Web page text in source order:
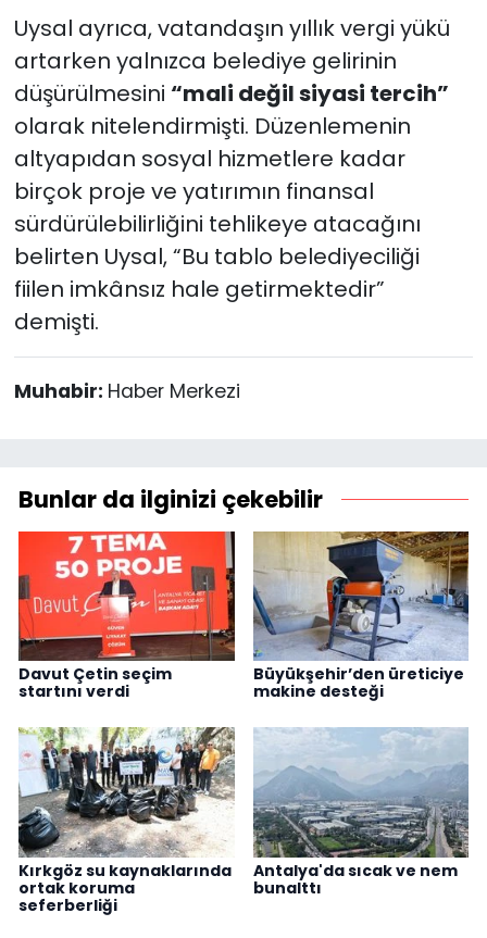
Uysal ayrıca, vatandaşın yıllık vergi yükü
artarken yalnızca belediye gelirinin
düşürülmesini “mali değil siyasi tercih”
olarak nitelendirmişti. Düzenlemenin
altyapıdan sosyal hizmetlere kadar
birçok proje ve yatırımın finansal
sürdürülebilirliğini tehlikeye atacağını
belirten Uysal, “Bu tablo belediyeciliği
fiilen imkânsız hale getirmektedir”
demişti.
Muhabir: Haber Merkezi
Bunlar da ilginizi çekebilir
Davut Çetin seçim
startını verdi
Büyükşehir’den üreticiye
makine desteği
Kırkgöz su kaynaklarında
ortak koruma
seferberliği
Antalya'da sıcak ve nem
bunalttı